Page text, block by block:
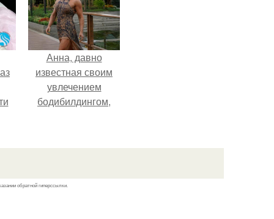
Анна, давно
известная своим
увлечением
бодибилдингом,
в роли модели.
обратной гиперссылки.